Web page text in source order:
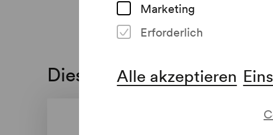
Marketing
Erforderlich
Alle akzeptieren
Diese Veranstaltung ist